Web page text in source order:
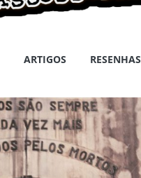
ARTIGOS RESENHAS